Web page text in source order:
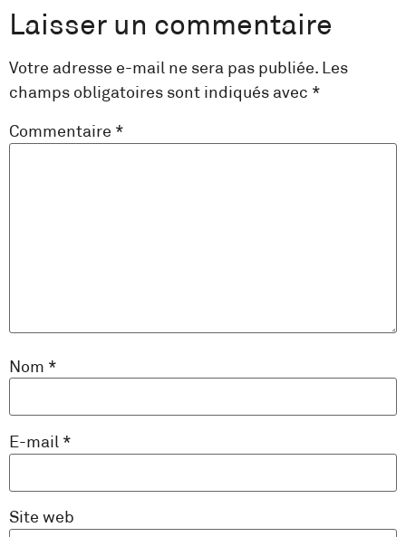
Laisser un commentaire
Votre adresse e-mail ne sera pas publiée. Les
champs obligatoires sont indiqués avec *
Commentaire *
Nom *
E-mail *
Site web